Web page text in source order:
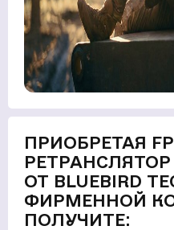
ПРИОБРЕТАЯ
ОТ BLUEBIRD
ФИРМЕННОЙ
ПОЛУЧИТЕ: